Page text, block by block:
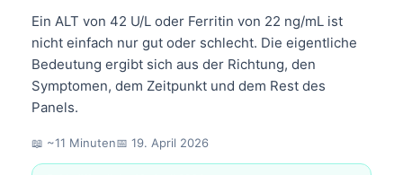
Ein ALT von 42 U/L oder Ferritin von 22 ng/mL ist
nicht einfach nur gut oder schlecht. Die eigentliche
Bedeutung ergibt sich aus der Richtung, den
Symptomen, dem Zeitpunkt und dem Rest des
Panels.
📖 ~11 Minuten📅 19. April 2026